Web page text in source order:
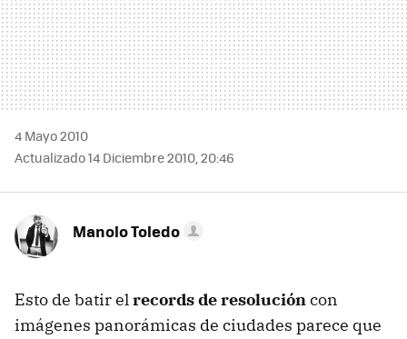
4 Mayo 2010
Actualizado 14 Diciembre 2010, 20:46
Manolo Toledo
Esto de batir elrecords de resolucióncon
imágenes panorámicas de ciudades parece que